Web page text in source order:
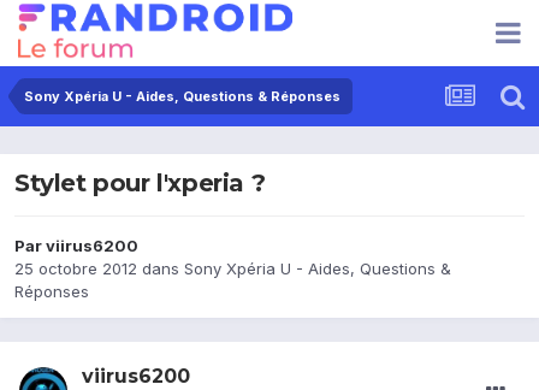
Sony Xpéria U - Aides, Questions & Réponses
Stylet pour l'xperia ?
Parviirus6200
25 octobre 2012 dans Sony Xpéria U - Aides, Questions &
Réponses
viirus6200